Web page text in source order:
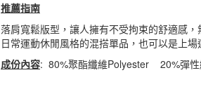
推薦指南
落肩寬鬆版型，讓人擁有不受拘束的舒適感
日常運動休閒風格的混搭單品，也可以是上場
成份內容: 80%聚酯纖維Polyester 20%彈性